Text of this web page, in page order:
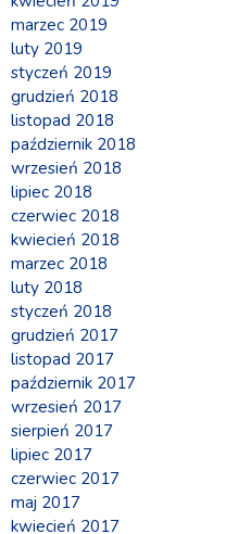
marzec 2019
luty 2019
styczeń 2019
grudzień 2018
listopad 2018
październik 2018
wrzesień 2018
lipiec 2018
czerwiec 2018
kwiecień 2018
marzec 2018
luty 2018
styczeń 2018
grudzień 2017
listopad 2017
październik 2017
wrzesień 2017
sierpień 2017
lipiec 2017
czerwiec 2017
maj 2017
kwiecień 2017